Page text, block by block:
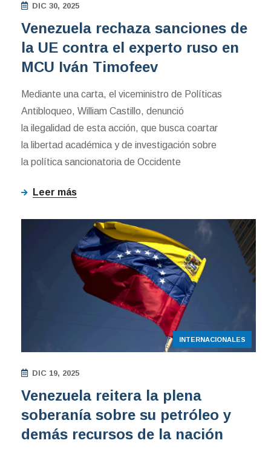
DIC 30, 2025
Venezuela rechaza sanciones de
la UE contra el experto ruso en
MCU Iván Timofeev
Mediante una carta, el viceministro de Políticas
Antibloqueo, William Castillo, denunció
la ilegalidad de esta acción, que busca coartar
la libertad académica y de investigación sobre
la política sancionatoria de Occidente
Leer más
INTERNACIONALES
DIC 19, 2025
Venezuela reitera la plena
soberanía sobre su petróleo y
demás recursos de la nación